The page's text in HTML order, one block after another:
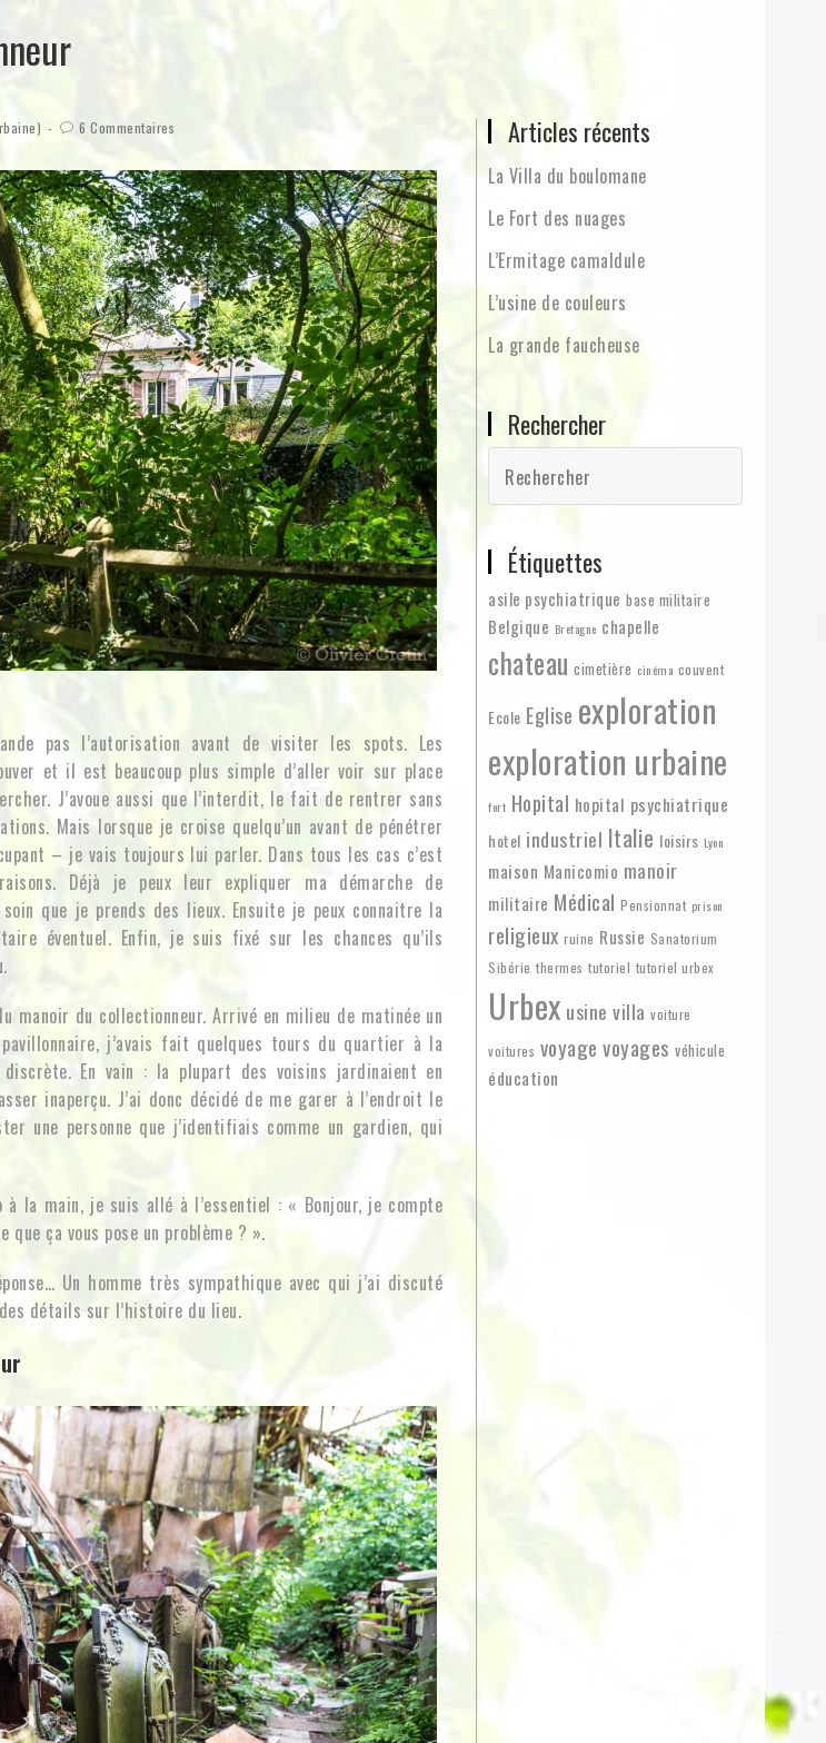
6 Commentaires
pas l’autorisation avant de visiter les spots. Les
et il est beaucoup plus simple d’aller voir sur place
J’avoue aussi que l’interdit, le fait de rentrer sans
Mais lorsque je croise quelqu’un avant de pénétrer
– je vais toujours lui parler. Dans tous les cas c’est
Déjà je peux leur expliquer ma démarche de
que je prends des lieux. Ensuite je peux connaitre la
éventuel. Enfin, je suis fixé sur les chances qu’ils
manoir du collectionneur. Arrivé en milieu de matinée un
j’avais fait quelques tours du quartier à la
discrète. En vain : la plupart des voisins jardinaient en
inaperçu. J’ai donc décidé de me garer à l’endroit le
une personne que j’identifiais comme un gardien, qui
la main, je suis allé à l’essentiel : « Bonjour, je compte
ça vous pose un problème ? ».
Un homme très sympathique avec qui j’ai discuté
détails sur l’histoire du lieu.
Articles récents
La Villa du boulomane
Le Fort des nuages
L’Ermitage camaldule
L’usine de couleurs
La grande faucheuse
Rechercher
Étiquettes
asile psychiatrique base militaire
Belgique Bretagne chapelle
chateau cimetière cinéma couvent
Ecole Eglise exploration
exploration urbaine
fort Hopital hopital psychiatrique
hotel industriel Italie loisirs Lyon
maison Manicomio manoir
militaire Médical Pensionnat prison
religieux ruine Russie Sanatorium
Sibérie thermes tutoriel tutoriel urbex
Urbex usine villa voiture
voitures voyage voyages véhicule
éducation